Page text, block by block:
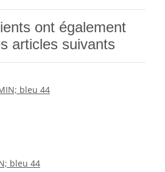
ont également
articles suivants
bleu 44